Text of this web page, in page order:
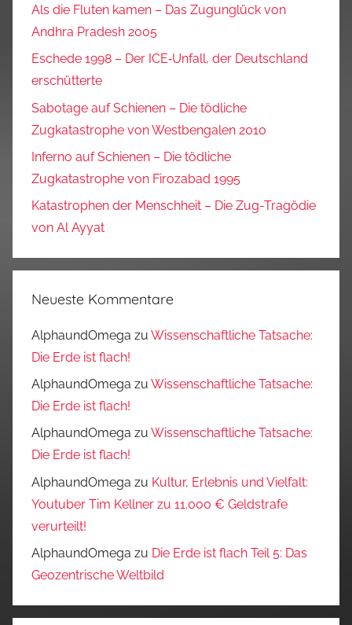
Als die Fluten kamen – Das Zugunglück von
Andhra Pradesh 2005
Eschede 1998 – Der ICE‑Unfall, der Deutschland
erschütterte
Sabotage auf Schienen – Die tödliche
Zugkatastrophe von Westbengalen 2010
Inferno auf Schienen – Die tödliche
Zugkatastrophe von Firozabad 1995
Katastrophen der Menschheit – Die Zug-Tragödie
von Al Ayyat
Neueste Kommentare
AlphaundOmega zu Wissenschaftliche Tatsache:
Die Erde ist flach!
AlphaundOmega zu Wissenschaftliche Tatsache:
Die Erde ist flach!
AlphaundOmega zu Wissenschaftliche Tatsache:
Die Erde ist flach!
AlphaundOmega zu Kultur, Erlebnis und Vielfalt:
Youtuber Tim Kellner zu 11.000 € Geldstrafe
verurteilt!
AlphaundOmega zu Die Erde ist flach Teil 5: Das
Geozentrische Weltbild